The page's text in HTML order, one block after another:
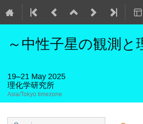
～中性子星の観測
19–21 May 2025
理化学研究所
Asia/Tokyo timezone